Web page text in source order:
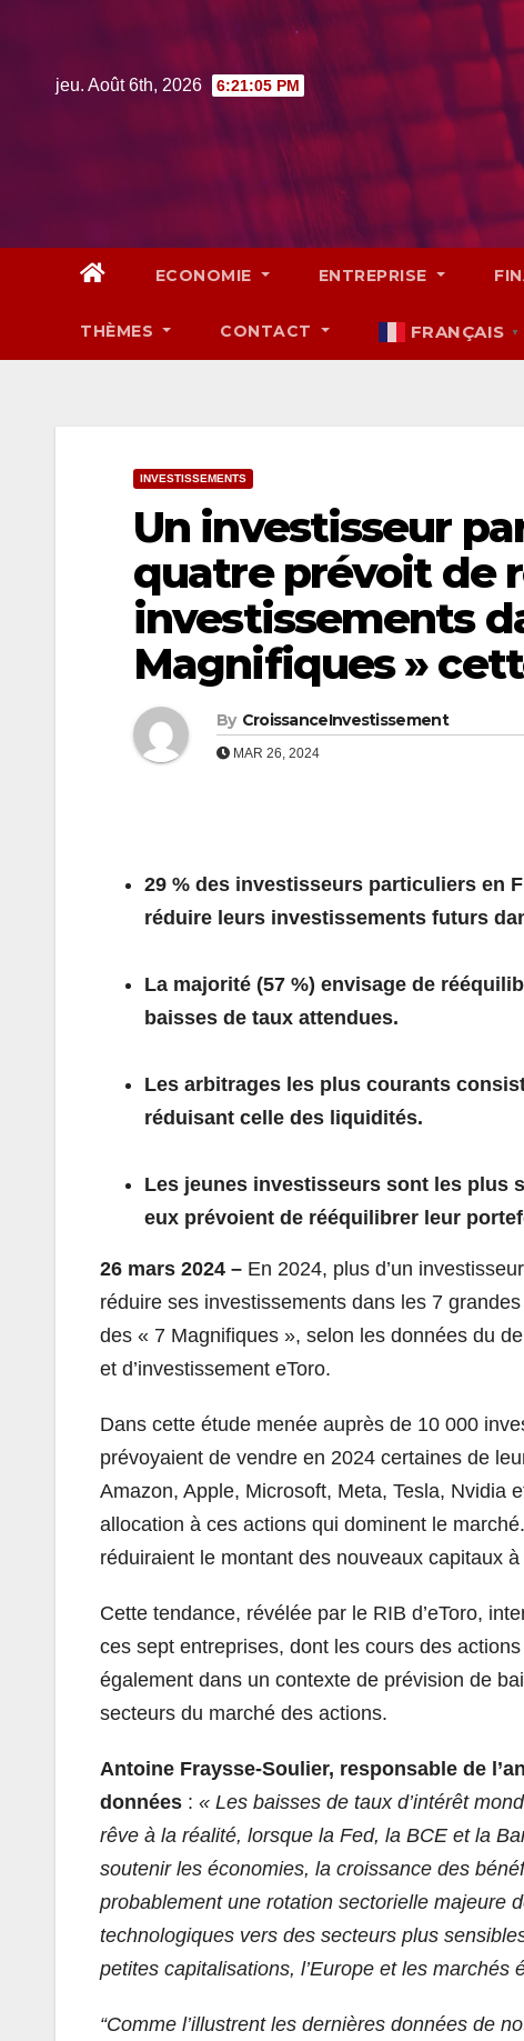
jeu. Août 6th, 2026 6:21:06 PM
ECONOMIE ENTREPRISE
THÈMES CONTACT FRANÇAIS ▼
INVESTISSEMENTS
Un investisseur
quatre prévoit de
investissements
Magnifiques »
By CroissanceInvestissement
MAR 26, 2024
29 % des investisseurs particuliers en
réduire leurs investissements futurs
La majorité (57 %) envisage de
baisses de taux attendues.
Les arbitrages les plus courants
réduisant celle des liquidités.
Les jeunes investisseurs sont les plus
eux prévoient de rééquilibrer leur
26 mars 2024 – En 2024, plus d’un
réduire ses investissements dans les 7
des « 7 Magnifiques », selon les données du
et d’investissement eToro.
Dans cette étude menée auprès de 10 000
prévoyaient de vendre en 2024 certaines de
Amazon, Apple, Microsoft, Meta, Tesla, Nvidia
allocation à ces actions qui dominent le
réduiraient le montant des nouveaux capitaux
Cette tendance, révélée par le RIB d’eToro,
ces sept entreprises, dont les cours des
également dans un contexte de prévision de
secteurs du marché des actions.
Antoine Fraysse-Soulier, responsable de
données : « Les baisses de taux d’intérêt
rêve à la réalité, lorsque la Fed, la BCE et la
soutenir les économies, la croissance des
probablement une rotation sectorielle majeure
technologiques vers des secteurs plus
petites capitalisations, l’Europe et les marchés
“Comme l’illustrent les dernières données de